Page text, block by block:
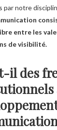
par notre
entre les
de visibilité.
il des